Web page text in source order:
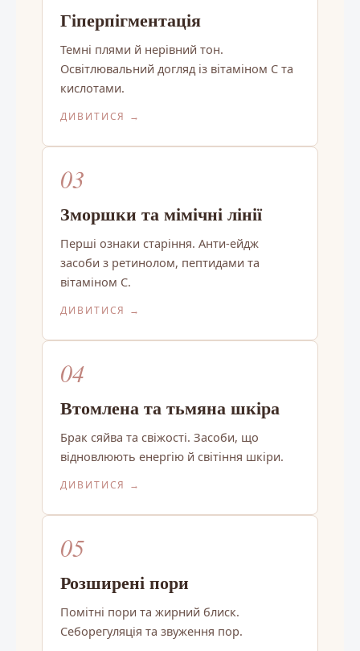
Гіперпігментація
Темні плями й нерівний тон.
Освітлювальний догляд із вітаміном C та
кислотами.
ДИВИТИСЯ →
03
Зморшки та мімічні лінії
Перші ознаки старіння. Анти-ейдж
засоби з ретинолом, пептидами та
вітаміном C.
ДИВИТИСЯ →
04
Втомлена та тьмяна шкіра
Брак сяйва та свіжості. Засоби, що
відновлюють енергію й світіння шкіри.
ДИВИТИСЯ →
05
Розширені пори
Помітні пори та жирний блиск.
Себорегуляція та звуження пор.